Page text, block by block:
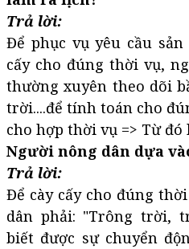
Trả lời:
Để phục vụ yêu cầu
cấy cho đúng thời vụ,
thường xuyên theo dõi
trời....để tính toán cho
cho hợp thời vụ => Từ
Người nông dân dựa
Trả lời:
Để cày cấy cho đúng
dân phải: "Trông trời,
biết được sự chuyển